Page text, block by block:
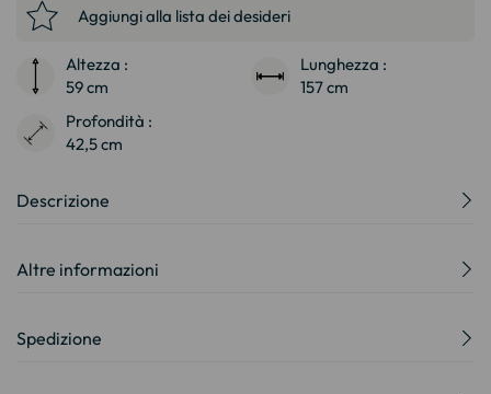
Aggiungi alla lista dei desideri
Altezza :
59 cm
Lunghezza :
157 cm
Profondità :
42,5 cm
Descrizione
Altre informazioni
Spedizione